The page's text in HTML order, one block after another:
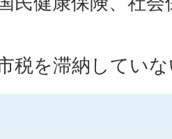
税を滞納してい